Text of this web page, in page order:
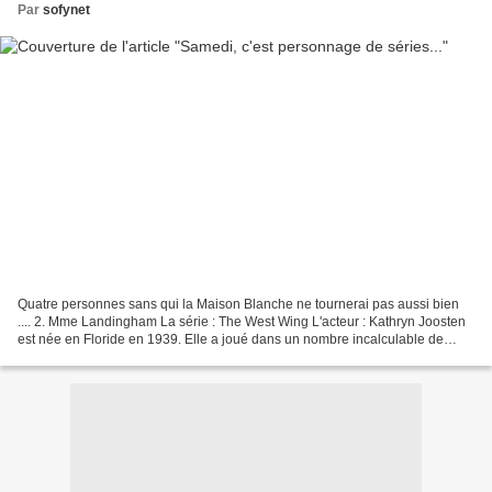
Par sofynet
Quatre personnes sans qui la Maison Blanche ne tournerai pas aussi bien
.... 2. Mme Landingham La série : The West Wing L'acteur : Kathryn Joosten
est née en Floride en 1939. Elle a joué dans un nombre incalculable de